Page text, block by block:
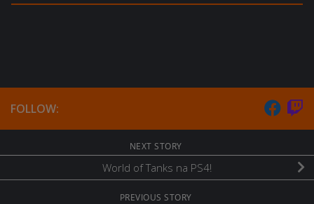
FOLLOW:
NEXT STORY
World of Tanks na PS4!
PREVIOUS STORY